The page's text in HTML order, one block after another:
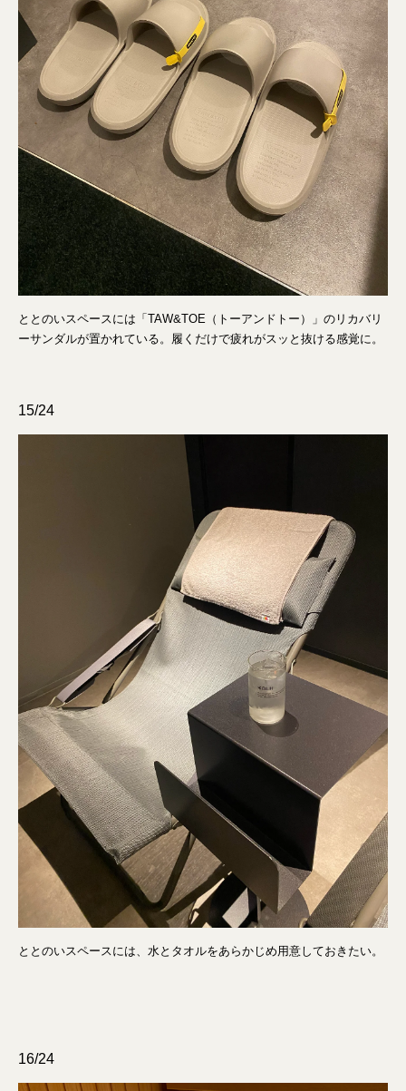
ととのいスペースには「TAW&TOE（トーアンドトー）」のリカバリ
ーサンダルが置かれている。履くだけで疲れがスッと抜ける感覚に。
15/24
ととのいスペースには、水とタオルをあらかじめ用意しておきたい。
16/24